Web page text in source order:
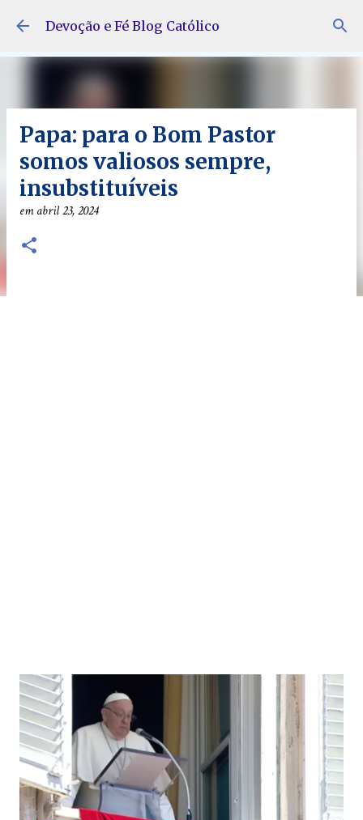
Pular para o conteúdo principal
Devoção e Fé Blog Católico
Papa: para o Bom Pastor
somos valiosos sempre,
insubstituíveis
emabril 23, 2024